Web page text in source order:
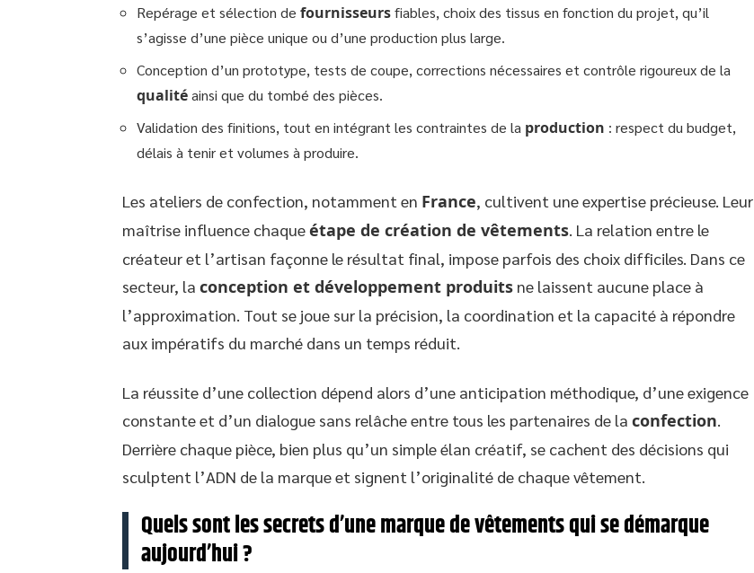
Repérage et sélection de fournisseursfiables, choix des tissus en fonction du projet, qu’il
s’agisse d’une pièce unique ou d’une production plus large.
Conception d’un prototype, tests de coupe, corrections nécessaires et contrôle rigoureux de la
qualitéainsi que du tombé des pièces.
Validation des finitions, tout en intégrant les contraintes de la production : respect du budget,
délais à tenir et volumes à produire.
Les ateliers de confection, notamment en France, cultivent une expertise précieuse. Leur
maîtrise influence chaqueétape de création de vêtements . La relation entre le
créateur et l’artisan façonne le résultat final, impose parfois des choix difficiles. Dans ce
secteur, la conception et développement produits ne laissent aucune place à
l’approximation. Tout se joue sur la précision, la coordination et la capacité à répondre
aux impératifs du marché dans un temps réduit.
La réussite d’une collection dépend alors d’une anticipation méthodique, d’une exigence
constante et d’un dialogue sans relâche entre tous les partenaires de la confection
Derrière chaque pièce, bien plus qu’un simple élan créatif, se cachent des décisions qui
sculptent l’ADN de la marque et signent l’originalité de chaque vêtement.
Quels sont les secrets d’une marque de vêtements qui se démarque
aujourd’hui ?